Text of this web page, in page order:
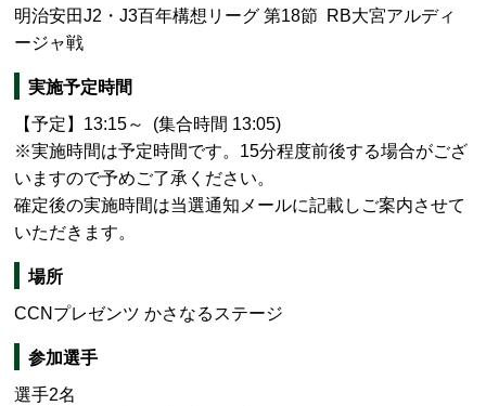
明治安田J2・J3百年構想リーグ 第18節 RB大宮アルディ
ージャ戦
実施予定時間
【予定】13:15～ (集合時間 13:05)
※実施時間は予定時間です。15分程度前後する場合がござ
いますので予めご了承ください。
確定後の実施時間は当選通知メールに記載しご案内させて
いただきます。
場所
CCNプレゼンツ かさなるステージ
参加選手
選手2名